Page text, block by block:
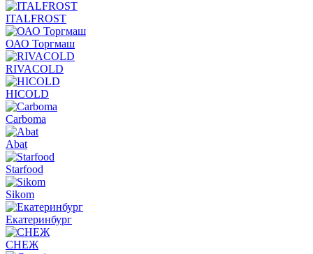
ITALFROST
ОАО Торгмаш
RIVACOLD
HICOLD
Carboma
Abat
Starfood
Sikom
Екатеринбург
СНЕЖ